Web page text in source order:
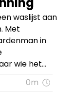
waslijst aan
Met
in
wie het
meer dan
om zijn0m